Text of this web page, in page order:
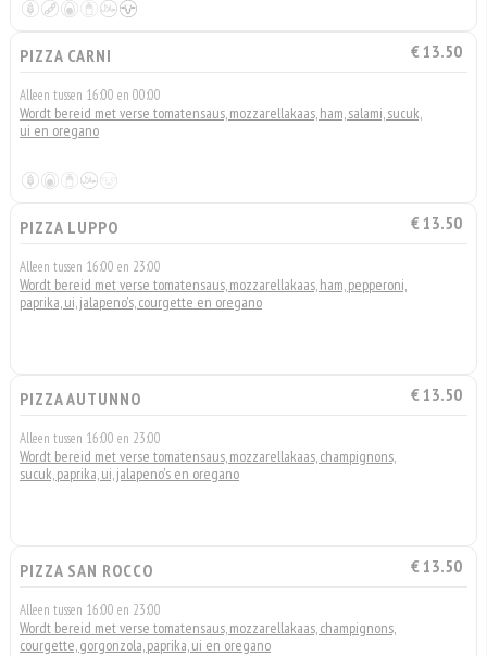
PIZZA CARNI € 13.50
Alleen tussen 16:00 en 00:00
Wordt bereid met verse tomatensaus, mozzarellakaas, ham, salami, sucuk,
ui en oregano
PIZZA LUPPO € 13.50
Alleen tussen 16:00 en 23:00
Wordt bereid met verse tomatensaus, mozzarellakaas, ham, pepperoni,
paprika, ui, jalapeno's, courgette en oregano
PIZZA AUTUNNO € 13.50
Alleen tussen 16:00 en 23:00
Wordt bereid met verse tomatensaus, mozzarellakaas, champignons,
sucuk, paprika, ui, jalapeno's en oregano
PIZZA SAN ROCCO € 13.50
Alleen tussen 16:00 en 23:00
Wordt bereid met verse tomatensaus, mozzarellakaas, champignons,
courgette, gorgonzola, paprika, ui en oregano